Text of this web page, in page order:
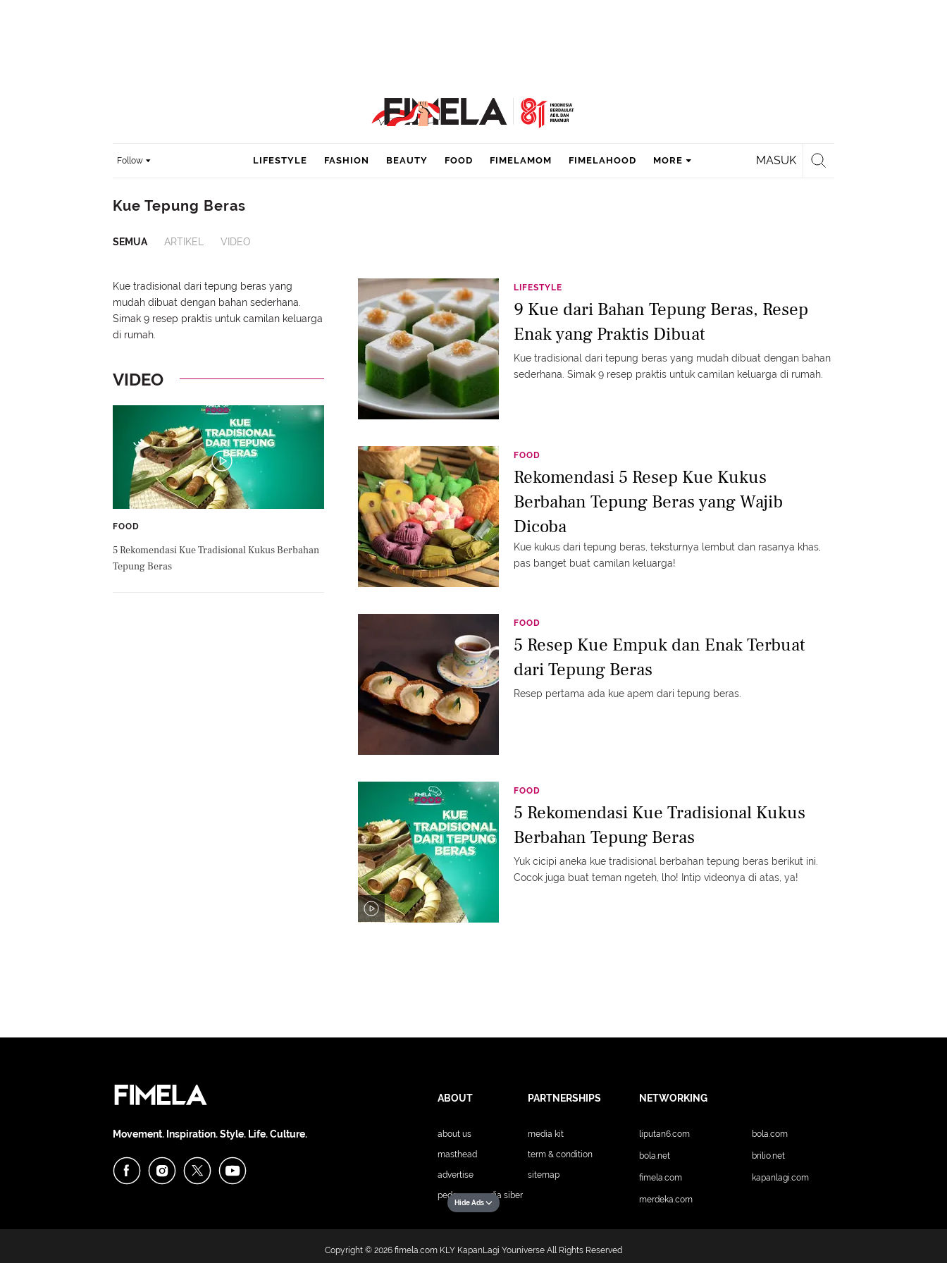
Follow MASUK
LIFESTYLE FASHION BEAUTY FOOD FIMELAMOM FIMELAHOOD MORE
Kue Tepung Beras
SEMUA ARTIKEL VIDEO
Kue tradisional dari tepung beras yang
mudah dibuat dengan bahan sederhana.
Simak 9 resep praktis untuk camilan keluarga
di rumah.
VIDEO
FOOD
5 Rekomendasi Kue Tradisional Kukus Berbahan
Tepung Beras
LIFESTYLE
9 Kue dari Bahan Tepung Beras, Resep
Enak yang Praktis Dibuat
Kue tradisional dari tepung beras yang mudah dibuat dengan bahan
sederhana. Simak 9 resep praktis untuk camilan keluarga di rumah.
FOOD
Rekomendasi 5 Resep Kue Kukus
Berbahan Tepung Beras yang Wajib
Dicoba
Kue kukus dari tepung beras, teksturnya lembut dan rasanya khas,
pas banget buat camilan keluarga!
FOOD
5 Resep Kue Empuk dan Enak Terbuat
dari Tepung Beras
Resep pertama ada kue apem dari tepung beras.
FOOD
5 Rekomendasi Kue Tradisional Kukus
Berbahan Tepung Beras
Yuk cicipi aneka kue tradisional berbahan tepung beras berikut ini.
Cocok juga buat teman ngeteh, lho! Intip videonya di atas, ya!
Movement. Inspiration. Style. Life. Culture.
ABOUT PARTNERSHIPS
about us media kit
masthead term & condition
advertise sitemap
pedoman media siber
NETWORKING
liputan6.com bola.com
bola.net brilio.net
fimela.com kapanlagi.com
merdeka.com
Copyright © 2026 fimela.com KLY KapanLagi Youniverse All Rights Reserved
Hide Ads